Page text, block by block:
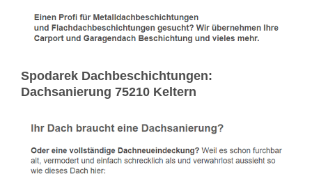
Spodarek Dachbeschichtungen:
Dachsanierung 75210 Keltern